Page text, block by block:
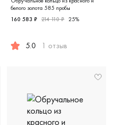
белое золото 585 пробы,
белого золота 585 пробы
160 583 ₽ 214 110 ₽ 25%
5.0 1 отзыв